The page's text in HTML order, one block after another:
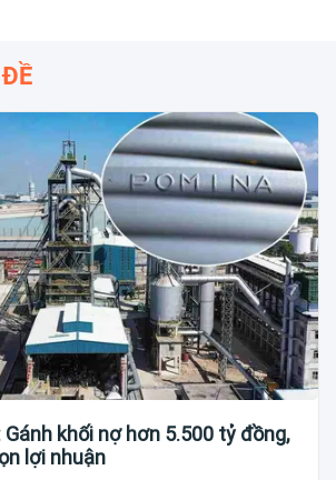
khối nợ hơn 5.500 tỷ đồng,
lợi nhuận